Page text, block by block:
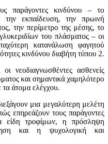
παράγοντες κινδύνου – το
την εκπαίδευση, την πρωινή
την περίμετρο της μέσης, το
του πλάσματος – οι
κατανάλωση φαγητού
κινδύνου διαβήτη τύπου 2.
νεοδιαγνωσθέντες ασθενείς
και σημαντικά χαμηλότερο
άτομα ελέγχου.
μια μεγαλύτερη μελέτη
επηρεάζουν τους παράγοντες
είδη τροφίμων, η πρόσληψη
και η ψυχολογική και